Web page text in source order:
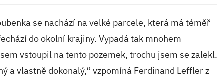
se nachází na velké parcele, která má téměř
do okolní krajiny. Vypadá tak mnohem
vstoupil na tento pozemek, trochu jsem se zalekl.
a vlastně dokonalý,“ vzpomíná Ferdinand Leffler z